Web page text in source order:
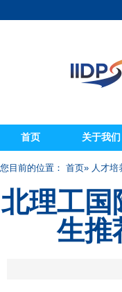
首页 关于我们
您目前的位置： 首页» 人才培
北理工国
生推